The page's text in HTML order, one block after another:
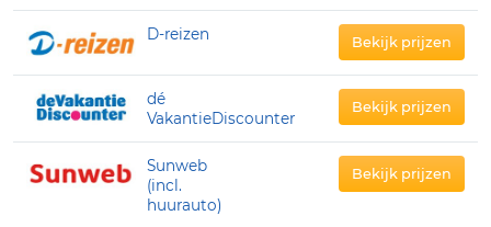
D-reizen Bekijk prijzen
dé
VakantieDiscounter
Bekijk prijzen
Sunweb
(incl.
huurauto)
Bekijk prijzen